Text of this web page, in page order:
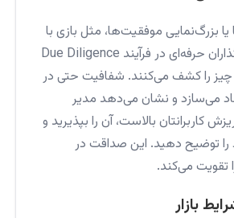
بزرگ‌نمایی موفقیت‌ها، مثل بازی با
آتش است. سرمایه‌گذاران حرفه‌ای در فرآیند Due Diligence
را کشف می‌کنند. شفافیت حتی در
می‌سازد و نشان می‌دهد مدیر
کاربرانتان بالاست، آن را بپذیرید و
را توضیح دهید. این صداقت در
تقویت می‌کند.
بازار